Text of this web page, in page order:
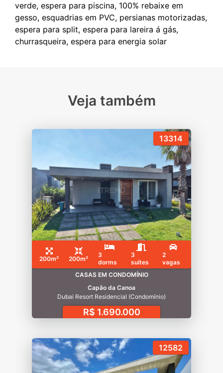
verde, espera para piscina, 100% rebaixe em
gesso, esquadrias em PVC, persianas motorizadas,
espera para split, espera para lareira á gás,
Veja também
13314
200m² 200m²
3
dorms
3
suítes
2
vagas
CASAS EM CONDOMÍNIO
Capão da Canoa
Dubai Resort Residencial (Condomínio)
R$ 1.690.000
12582